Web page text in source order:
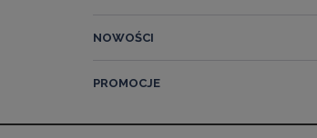
NOWOŚCI
PROMOCJE